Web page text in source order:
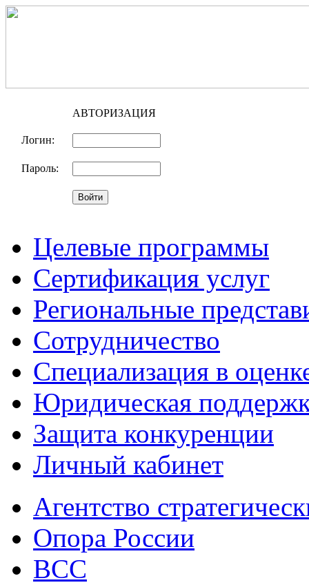
АВТОРИЗАЦИЯ
Логин:
Пароль:
Целевые программы
Сертификация услуг
Региональные
Сотрудничество
Специализация в
Юридическая
Защита конкуренции
Личный кабинет
Агентство
Опора России
ВСС